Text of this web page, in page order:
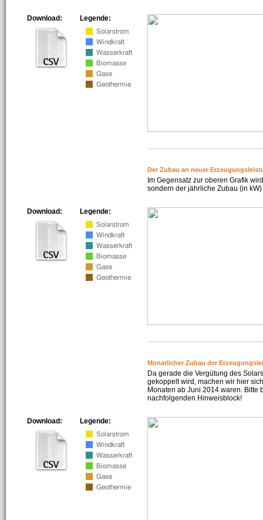
Legende:
Download:
Der Zubau an neuer
Im Gegensatz zur oberen Grafik
sondern der jährliche Zubau (in
Legende:
Download:
Monatlicher Zubau der
Da gerade die Vergütung des
gekoppelt wird, machen wir hier
Monaten ab Juni 2014 waren. Bitte
nachfolgenden Hinweisblock!
Legende:
Download: